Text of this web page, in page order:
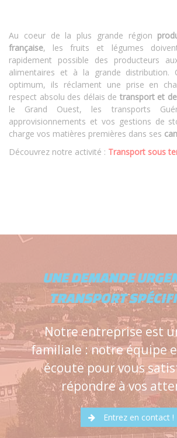
Au coeur de la plus grande région
française, les fruits et légumes
rapidement possible des producteurs
alimentaires et à la grande distribution.
optimum, ils réclament une prise en
respect absolu des délais de transport et
le Grand Ouest, les transports
approvisionnements et vos gestions de
charge vos matières premières dans ses
Découvrez notre activité : Transport sous
UNE DEMANDE
TRANSPORT
Notre entreprise est
familiale : notre équipe
écoute pour vous
répondre à vos
Entrez en contact !